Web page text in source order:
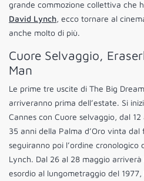
grande commozione collettiva che
David Lynch, ecco tornare al
anche molto di più.
Cuore Selvaggio,
Man
Le prime tre uscite di The Big
arriveranno prima dell’estate. Si
Cannes con Cuore selvaggio, dal
35 anni della Palma d’Oro vinta dal
seguiranno poi l’ordine cronologico
Lynch. Dal 26 al 28 maggio
esordio al lungometraggio del